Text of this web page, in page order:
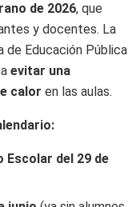
de 2026, que
y docentes. La
de Educación Pública
evitar una
calor en las aulas.
Escolar del 29 de